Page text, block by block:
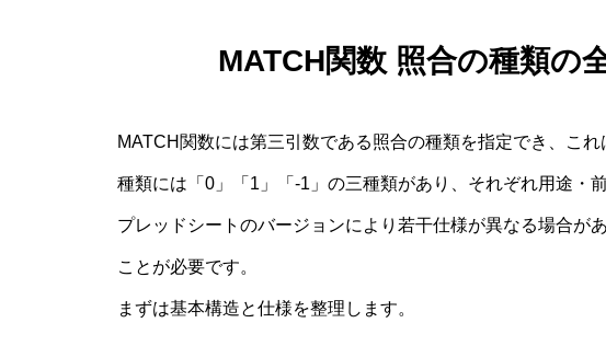
MATCH関数 照合の種類の
MATCH関数には第三引数である照合の種類を指定でき、こ
種類には「0」「1」「-1」の三種類があり、それぞれ用途・
プレッドシートのバージョンにより若干仕様が異なる場合が
ことが必要です。
まずは基本構造と仕様を整理します。